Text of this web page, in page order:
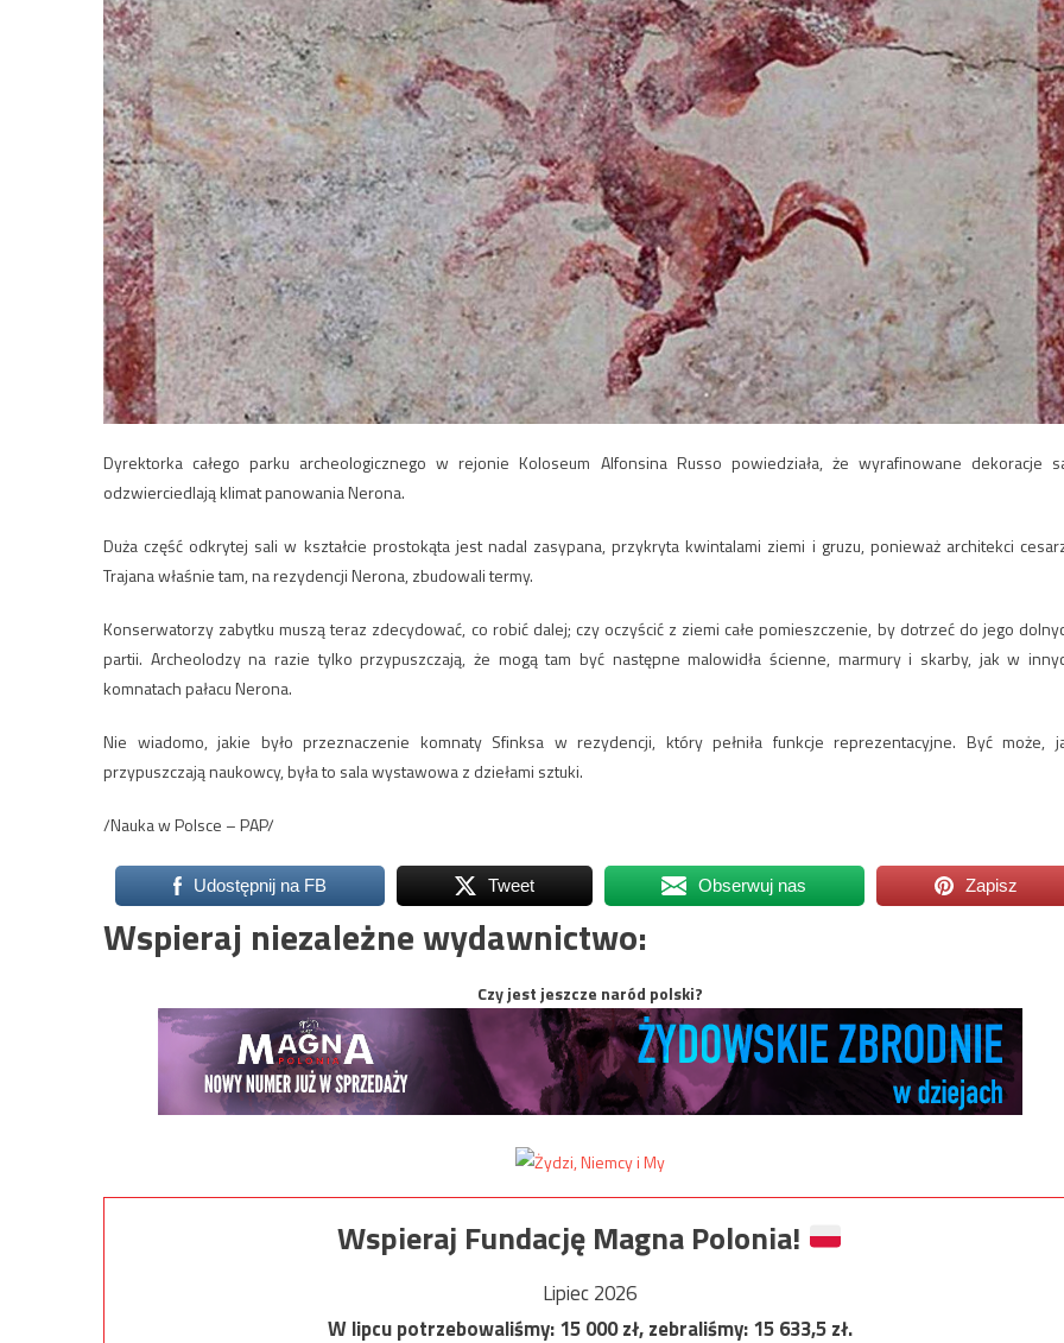
Dyrektorka całego parku archeologicznego w rejonie Koloseum Alfonsina Russo powiedziała, że wyrafinowane dekoracje
odzwierciedlają klimat panowania Nerona.
Duża część odkrytej sali w kształcie prostokąta jest nadal zasypana, przykryta kwintalami ziemi i gruzu, ponieważ architekci
Trajana właśnie tam, na rezydencji Nerona, zbudowali termy.
Konserwatorzy zabytku muszą teraz zdecydować, co robić dalej; czy oczyścić z ziemi całe pomieszczenie, by dotrzeć do jego
partii. Archeolodzy na razie tylko przypuszczają, że mogą tam być następne malowidła ścienne, marmury i skarby, jak w
komnatach pałacu Nerona.
Nie wiadomo, jakie było przeznaczenie komnaty Sfinksa w rezydencji, który pełniła funkcje reprezentacyjne. Być może,
przypuszczają naukowcy, była to sala wystawowa z dziełami sztuki.
/Nauka w Polsce – PAP/
Udostępnij na FB Tweet Obserwuj nas Zapisz
Wspieraj niezależne wydawnictwo:
Czy jest jeszcze naród polski?
Wspieraj Fundację Magna Polonia!
Lipiec 2026
W lipcu potrzebowaliśmy:15 000zł, zebraliśmy:15 633,5zł.